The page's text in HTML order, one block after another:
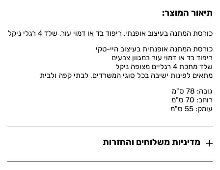
תיאור המוצר:
כורסת המתנה בעיצוב אופנתי, ריפוד בד או דמוי עור, שלד 4 רגלי ניקל
כורסת המתנה אופנתית בעיצוב היי-טקי
ריפוד בד או דמוי עור במגוון צבעים
שלד מתכת 4 רגליים מצופה ניקל
מתאים לפינות ישיבה בכל סוגי המשרדים, לבתי קפה ולבית
גובה: 78 ס"מ
רוחב: 70 ס"מ
עומק: 55 ס"מ
מדיניות משלוחים והחזרות